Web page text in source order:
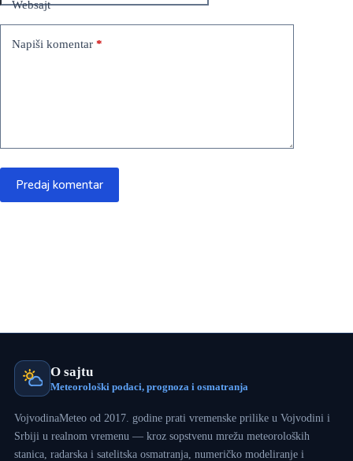
Websajt
Napiši komentar *
Predaj komentar
O sajtu
Meteorološki podaci, prognoza i osmatranja
VojvodinaMeteo od 2017. godine prati vremenske prilike u Vojvodini i
Srbiji u realnom vremenu — kroz sopstvenu mrežu meteoroloških
stanica, radarska i satelitska osmatranja, numeričko modeliranje i